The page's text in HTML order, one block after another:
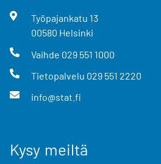
Työpajankatu 13
00580 Helsinki
Vaihde 029 551 1000
Tietopalvelu 029 551 2220
info@stat.fi
Kysy meiltä